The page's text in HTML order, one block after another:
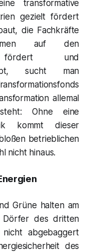
transformative
gezielt fördert
die Fachkräfte
auf den
fördert und
sucht man
allemal
Ohne eine
kommt dieser
betrieblichen
nicht hinaus.
Grüne halten am
Dörfer des dritten
nicht abgebaggert
des